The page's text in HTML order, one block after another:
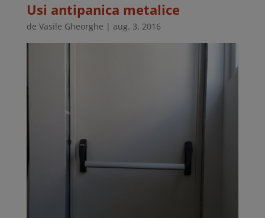
Usi antipanica metalice
de Vasile Gheorghe | aug. 3, 2016